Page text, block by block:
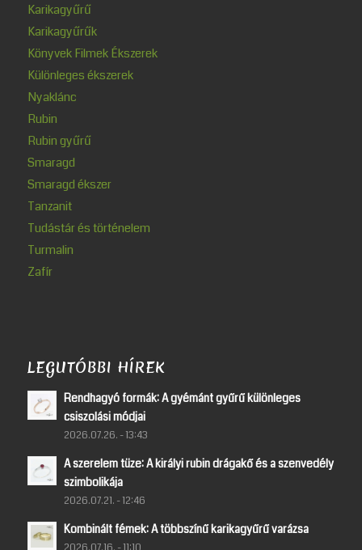
Karikagyűrű
Karikagyűrűk
Könyvek Filmek Ékszerek
Különleges ékszerek
Nyaklánc
Rubin
Rubin gyűrű
Smaragd
Smaragd ékszer
Tanzanit
Tudástár és történelem
Turmalin
Zafír
LEGUTÓBBI HÍREK
Rendhagyó formák: A gyémánt gyűrű különleges
csiszolási módjai
2026.07.26. - 13:43
A szerelem tüze: A királyi rubin drágakő és a szenvedély
szimbolikája
2026.07.21. - 12:46
Kombinált fémek: A többszínű karikagyűrű varázsa